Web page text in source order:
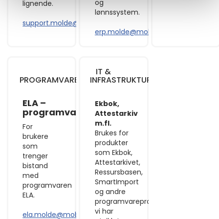
lignende.
support.molde@mobit.no
og
lønnssystem.
erp.molde@mobit.no
PROGRAMVARE
ELA –
programvarestøtte
For
brukere
som
trenger
bistand
med
programvaren
ELA.
ela.molde@mobit.no
IT &
INFRASTRUKTUR
Ekbok,
Attestarkiv
m.fl.
Brukes for
produkter
som Ekbok,
Attestarkivet,
Ressursbasen,
SmartImport
og andre
programvareprodukter
vi har